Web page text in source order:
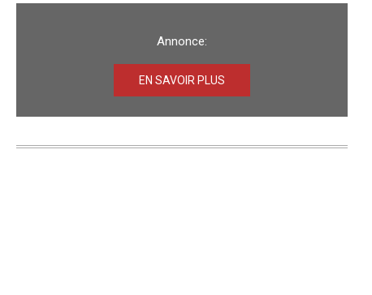
Annonce:
EN SAVOIR PLUS